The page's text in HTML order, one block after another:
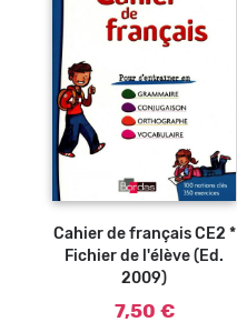
Cahier de français CE2 *
Fichier de l'élève (Ed.
2009)
7,50 €